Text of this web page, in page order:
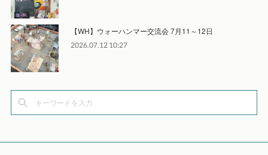
【WH】ウォーハンマー交流会 7月11～12日
2026.07.12 10:27